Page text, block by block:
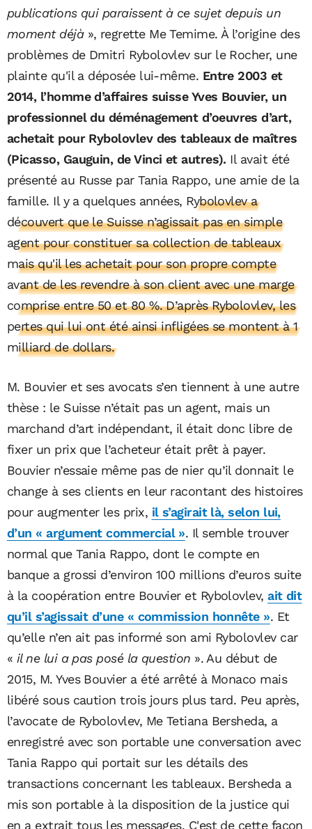
publications qui paraissent à ce sujet depuis un
moment déjà », regrette Me Temime. À l’origine des
problèmes de Dmitri Rybolovlev sur le Rocher, une
plainte qu'il a déposée lui-même. Entre 2003 et
2014, l’homme d’affaires suisse Yves Bouvier, un
professionnel du déménagement d’oeuvres d’art,
achetait pour Rybolovlev des tableaux de maîtres
(Picasso, Gauguin, de Vinci et autres). Il avait été
présenté au Russe par Tania Rappo, une amie de la
famille. Il y a quelques années, Rybolovlev a
découvert que le Suisse n’agissait pas en simple
agent pour constituer sa collection de tableaux
mais qu'il les achetait pour son propre compte
avant de les revendre à son client avec une marge
comprise entre 50 et 80 %. D’après Rybolovlev, les
pertes qui lui ont été ainsi infligées se montent à 1
milliard de dollars.
M. Bouvier et ses avocats s’en tiennent à une autre
thèse : le Suisse n’était pas un agent, mais un
marchand d’art indépendant, il était donc libre de
fixer un prix que l’acheteur était prêt à payer.
Bouvier n’essaie même pas de nier qu’il donnait le
change à ses clients en leur racontant des histoires
pour augmenter les prix, il s’agirait là, selon lui,
d’un « argument commercial ». Il semble trouver
normal que Tania Rappo, dont le compte en
banque a grossi d’environ 100 millions d’euros suite
à la coopération entre Bouvier et Rybolovlev,ait dit
qu’il s’agissait d’une « commission honnête ». Et
qu’elle n’en ait pas informé son ami Rybolovlev car
« il ne lui a pas posé la question ». Au début de
2015, M. Yves Bouvier a été arrêté à Monaco mais
libéré sous caution trois jours plus tard. Peu après,
l’avocate de Rybolovlev, Me Tetiana Bersheda, a
enregistré avec son portable une conversation avec
Tania Rappo qui portait sur les détails des
transactions concernant les tableaux. Bersheda a
mis son portable à la disposition de la justice qui
en a extrait tous les messages. C'est de cette façon